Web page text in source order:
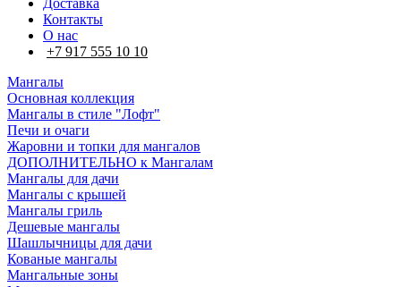
Доставка
Контакты
О нас
+7 917 555 10 10
Мангалы
Основная коллекция
Мангалы в стиле "Лофт"
Печи и очаги
Жаровни и топки для мангалов
ДОПОЛНИТЕЛЬНО к Мангалам
Мангалы для дачи
Мангалы с крышей
Мангалы гриль
Дешевые мангалы
Шашлычницы для дачи
Кованые мангалы
Мангальные зоны